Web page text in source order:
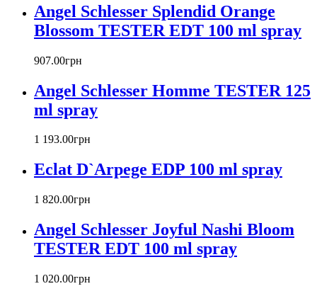
Bottega Veneta
Boucheron
Bourjois
Britney Spears
Bruno Banani
Burberry
Bvlgari
Byblos
Calvin Klein
Canali
Carla Fracci
Carolina Herrera
Caron
Cartier
Chanel
Angel Schlesser Splendid Orange
Blossom TESTER EDT 100 ml spray
907.00грн
Angel Schlesser Homme TESTER 125
ml spray
1 193.00грн
Eclat D`Arpege EDP 100 ml spray
1 820.00грн
Angel Schlesser Joyful Nashi Bloom
TESTER EDT 100 ml spray
1 020.00грн